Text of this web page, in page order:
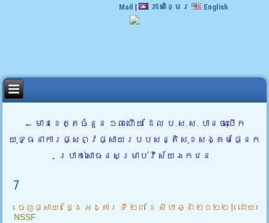
Mail | ភាសាខ្មែរ English
← មានខេត្តចំនួន ១៣ហើយ ដែល ប.ស.ស. បានចុះបើក
យុទ្ធនាការផ្សព្វផ្សាយរបបសន្តិសុខសង្គមផ្នែក
ប្រាក់សោធនសម្រាប់វិស័យឯកជន
7
ចេញផ្សាយ៖ ថ្ងៃ អង្គារ ទី ២៣ ខែ សីហា ឆ្នាំ ២០២២ | ដោយ៖
NSSF